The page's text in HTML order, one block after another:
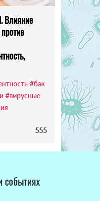
Влияние
#бак
#вирусные
555
событиях